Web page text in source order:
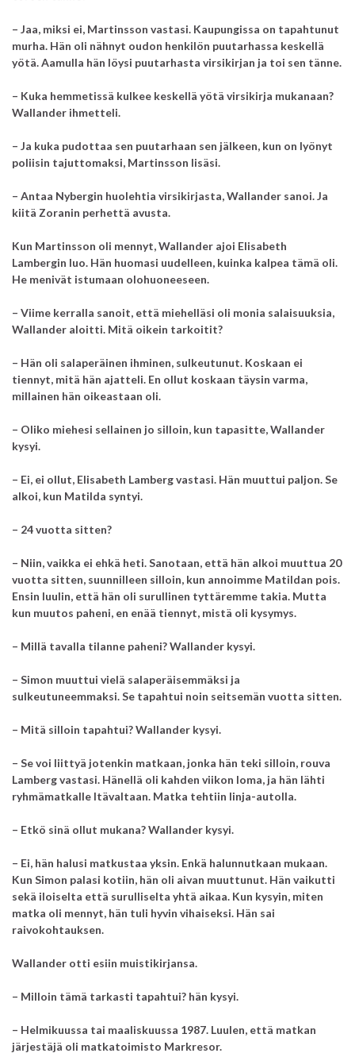
– Jaa, miksi ei, Martinsson vastasi. Kaupungissa on tapahtunut
murha. Hän oli nähnyt oudon henkilön puutarhassa keskellä
yötä. Aamulla hän löysi puutarhasta virsikirjan ja toi sen tänne.
– Kuka hemmetissä kulkee keskellä yötä virsikirja mukanaan?
Wallander ihmetteli.
– Ja kuka pudottaa sen puutarhaan sen jälkeen, kun on lyönyt
poliisin tajuttomaksi, Martinsson lisäsi.
– Antaa Nybergin huolehtia virsikirjasta, Wallander sanoi. Ja
kiitä Zoranin perhettä avusta.
Kun Martinsson oli mennyt, Wallander ajoi Elisabeth
Lambergin luo. Hän huomasi uudelleen, kuinka kalpea tämä oli.
He menivät istumaan olohuoneeseen.
– Viime kerralla sanoit, että miehelläsi oli monia salaisuuksia,
Wallander aloitti. Mitä oikein tarkoitit?
– Hän oli salaperäinen ihminen, sulkeutunut. Koskaan ei
tiennyt, mitä hän ajatteli. En ollut koskaan täysin varma,
millainen hän oikeastaan oli.
– Oliko miehesi sellainen jo silloin, kun tapasitte, Wallander
kysyi.
– Ei, ei ollut, Elisabeth Lamberg vastasi. Hän muuttui paljon. Se
alkoi, kun Matilda syntyi.
– 24 vuotta sitten?
– Niin, vaikka ei ehkä heti. Sanotaan, että hän alkoi muuttua 20
vuotta sitten, suunnilleen silloin, kun annoimme Matildan pois.
Ensin luulin, että hän oli surullinen tyttäremme takia. Mutta
kun muutos paheni, en enää tiennyt, mistä oli kysymys.
– Millä tavalla tilanne paheni? Wallander kysyi.
– Simon muuttui vielä salaperäisemmäksi ja
sulkeutuneemmaksi. Se tapahtui noin seitsemän vuotta sitten.
– Mitä silloin tapahtui? Wallander kysyi.
– Se voi liittyä jotenkin matkaan, jonka hän teki silloin, rouva
Lamberg vastasi. Hänellä oli kahden viikon loma, ja hän lähti
ryhmämatkalle Itävaltaan. Matka tehtiin linja-autolla.
– Etkö sinä ollut mukana? Wallander kysyi.
– Ei, hän halusi matkustaa yksin. Enkä halunnutkaan mukaan.
Kun Simon palasi kotiin, hän oli aivan muuttunut. Hän vaikutti
sekä iloiselta että surulliselta yhtä aikaa. Kun kysyin, miten
matka oli mennyt, hän tuli hyvin vihaiseksi. Hän sai
raivokohtauksen.
Wallander otti esiin muistikirjansa.
– Milloin tämä tarkasti tapahtui? hän kysyi.
– Helmikuussa tai maaliskuussa 1987. Luulen, että matkan
järjestäjä oli matkatoimisto Markresor.